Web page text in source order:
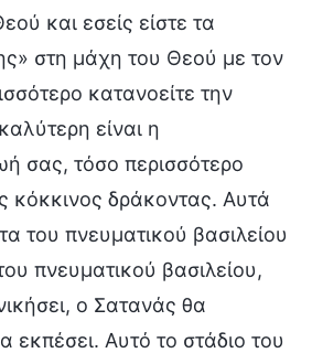
και εσείς είστε τα
στη μάχη του Θεού με τον
κατανοείτε την
είναι η
σας, τόσο περισσότερο
κόκκινος δράκοντας. Αυτά
του πνευματικού βασιλείου
πνευματικού βασιλείου,
ο Σατανάς θα
εκπέσει. Αυτό το στάδιο του